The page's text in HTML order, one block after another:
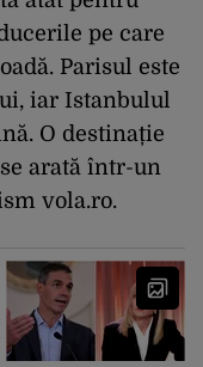
pe care
Parisul este
iar Istanbulul
O destinație
arată într-un
vola.ro.